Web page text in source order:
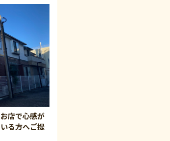
店で心感が
る方へご提